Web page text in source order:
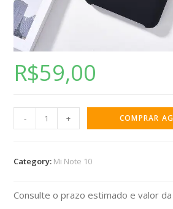
R$59,00
- + COMPRAR
Category: Mi Note 10
Consulte o prazo estimado e valor